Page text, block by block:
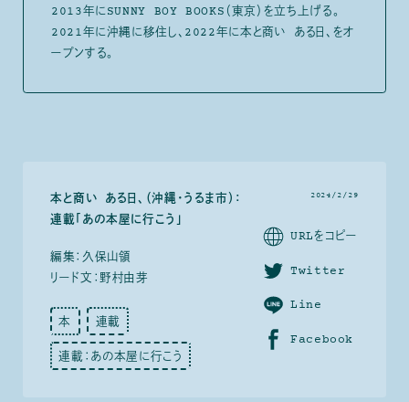
2013年にSUNNY BOY BOOKS（東京）を立ち上げる。
2021年に沖縄に移住し、2022年に本と商い ある日、をオ
ープンする。
本と商い ある日、（沖縄・うるま市）：
連載「あの本屋に行こう」
編集：久保山領
リード文：野村由芽
本 連載
連載：あの本屋に行こう
2024/2/29
URLをコピー
Twitter
Line
Facebook